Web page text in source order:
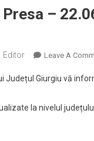
–
Editor Leave A
Județul Giurgiu vă
la nivelul